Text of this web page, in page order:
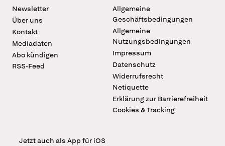
Newsletter
Über uns
Kontakt
Mediadaten
Abo kündigen
RSS-Feed
Allgemeine
Geschäftsbedingungen
Allgemeine
Nutzungsbedingungen
Impressum
Datenschutz
Widerrufsrecht
Netiquette
Erklärung zur Barrierefreiheit
Cookies & Tracking
Jetzt auch als App für iOS